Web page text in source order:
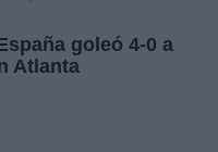
goleó 4-0 a
Atlanta